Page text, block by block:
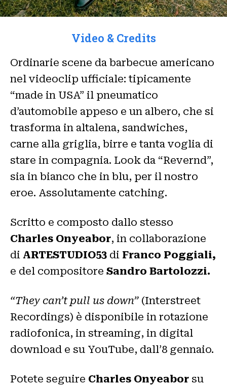
Video & Credits
Ordinarie scene da barbecue americano
nel videoclip ufficiale: tipicamente
“made in USA” il pneumatico
d’automobile appeso e un albero, che si
trasforma in altalena, sandwiches,
carne alla griglia, birre e tanta voglia di
stare in compagnia. Look da “Revernd”,
sia in bianco che in blu, per il nostro
eroe. Assolutamente catching.
Scritto e composto dallo stesso
Charles Onyeabor, in collaborazione
di ARTESTUDIO53 di Franco Poggiali,
e del compositore Sandro Bartolozzi.
“They can’t pull us down” (Interstreet
Recordings) è disponibile in rotazione
radiofonica, in streaming, in digital
download e su YouTube, dall’8 gennaio.
Potete seguire Charles Onyeabor su